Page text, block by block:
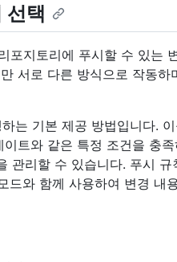
택
포지토리에 푸시할 수 있는
서로 다른 방식으로 작동하
는 기본 제공 방법입니다.
트와 같은 특정 조건을 충
관리할 수 있습니다. 푸시 규
드와 함께 사용하여 변경 내